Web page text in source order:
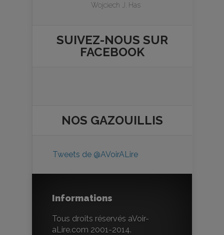
Wojciech J. Has
SUIVEZ-NOUS SUR
FACEBOOK
NOS GAZOUILLIS
Tweets de @AVoirALire
Informations
Tous droits réservés aVoir-
aLire.com 2001-2014.